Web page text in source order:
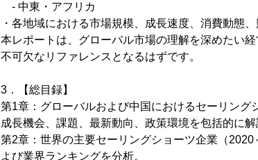
- 中東・アフリカ
・各地域における市場規模、成長速度、消費動態
本レポートは、グローバル市場の理解を深めたい
不可欠なリファレンスとなるはずです。
3．【総目録】
第1章：グローバルおよび中国におけるセーリン
成長機会、課題、最新動向、政策環境を包括的に解
第2章：世界の主要セーリングショーツ企業（
よび業界ランキングを分析。